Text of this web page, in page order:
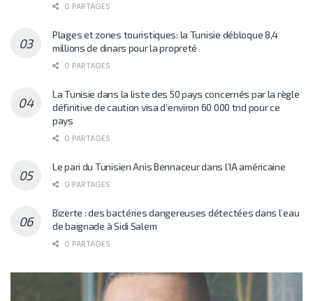
0 PARTAGES
Plages et zones touristiques: la Tunisie débloque 8,4
millions de dinars pour la propreté
0 PARTAGES
La Tunisie dans la liste des 50 pays concernés par la règle
définitive de caution visa d’environ 60 000 tnd pour ce
pays
0 PARTAGES
Le pari du Tunisien Anis Bennaceur dans l’IA américaine
0 PARTAGES
Bizerte : des bactéries dangereuses détectées dans l’eau
de baignade à Sidi Salem
0 PARTAGES